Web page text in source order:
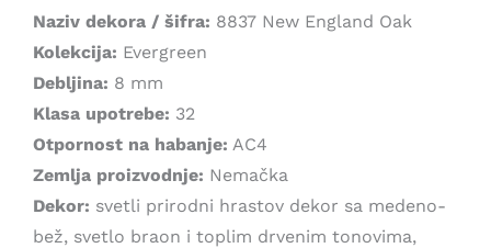
1.999,00 рсд.
Naziv dekora / šifra: 8837 New England Oak
Kolekcija: Evergreen
Debljina: 8 mm
Klasa upotrebe: 32
Otpornost na habanje: AC4
Zemlja proizvodnje: Nemačka
Dekor: svetli prirodni hrastov dekor sa medeno-
bež, svetlo braon i toplim drvenim tonovima,